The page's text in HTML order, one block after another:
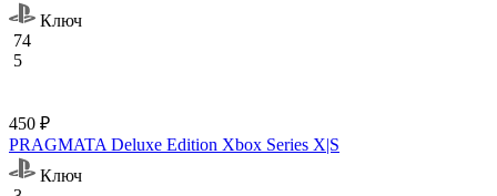
Ключ
74
5
450 ₽
PRAGMATA Deluxe Edition Xbox Series X|S
Ключ